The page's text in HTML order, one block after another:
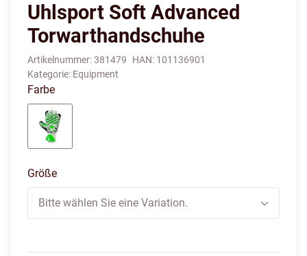
Uhlsport Soft Advanced
Torwarthandschuhe
Artikelnummer:381479 HAN: 101136901
Kategorie: Equipment
Farbe
Größe
Bitte wählen Sie eine Variation.